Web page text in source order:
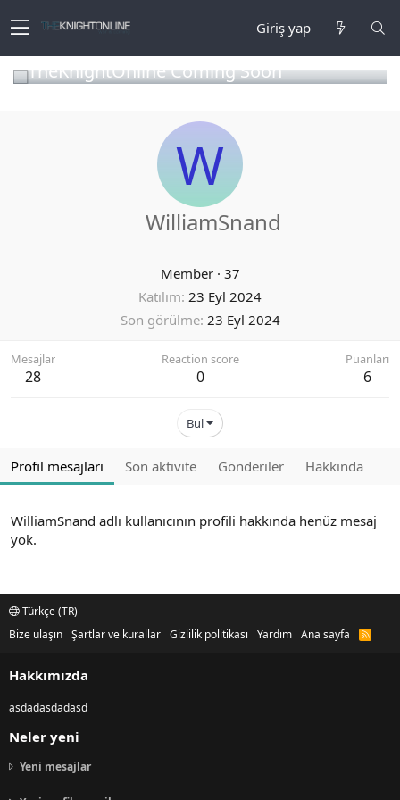
Giriş yap
TheKnightOnline Coming Soon
W
WilliamSnand
Member · 37
Katılım 23 Eyl 2024
Son görülme 23 Eyl 2024
Mesajlar
28
Reaction score
0
Puanları
6
Bul
Profil mesajları Son aktivite Gönderiler Hakkında
WilliamSnand adlı kullanıcının profili hakkında henüz mesaj
yok.
Türkçe (TR)
Bize ulaşın Şartlar ve kurallar Gizlilik politikası Yardım Ana sayfa
R
Hakkımızda
asdadasdadasd
Neler yeni
Yeni mesajlar